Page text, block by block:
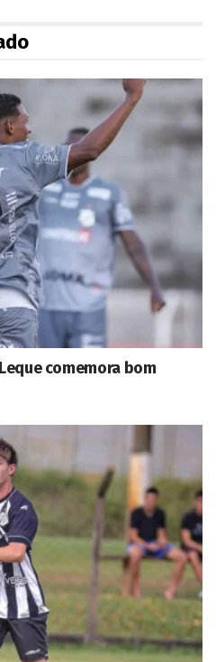
comemora bom